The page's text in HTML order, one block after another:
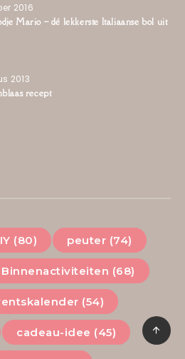
2016
Mario – dé lekkerste Italiaanse bol uit
2013
recept
(80) peuter (74)
Binnenactiviteiten (68)
(54)
cadeau-idee (45)